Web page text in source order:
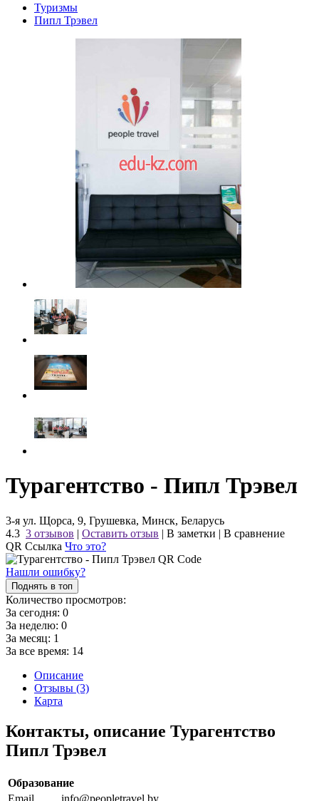
Туризмы
Пипл Трэвел
Турагентство - Пипл Трэвел
3-я ул. Щорса, 9, Грушевка, Минск, Беларусь
4.3 3 отзывов | Оставить отзыв | В заметки | В сравнение
QR Ссылка Что это?
Нашли ошибку?
Поднять в топ
Количество просмотров:
За сегодня: 0
За неделю: 0
За месяц: 1
За все время: 14
Описание
Отзывы (3)
Карта
Контакты, описание Турагентство
Пипл Трэвел
Образование
Email
info@peopletravel.by